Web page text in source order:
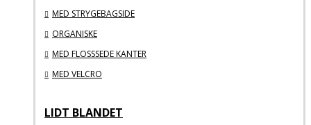
MED STRYGEBAGSIDE
ORGANISKE
MED FLOSSSEDE KANTER
MED VELCRO
LIDT BLANDET